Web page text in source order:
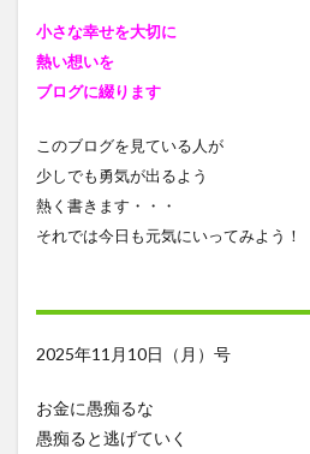
小さな幸せを大切に
熱い想いを
ブログに綴ります
このブログを見ている人が
少しでも勇気が出るよう
熱く書きます・・・
それでは今日も元気にいってみよう！
2025年11月10日（月）号
お金に愚痴るな
愚痴ると逃げていく